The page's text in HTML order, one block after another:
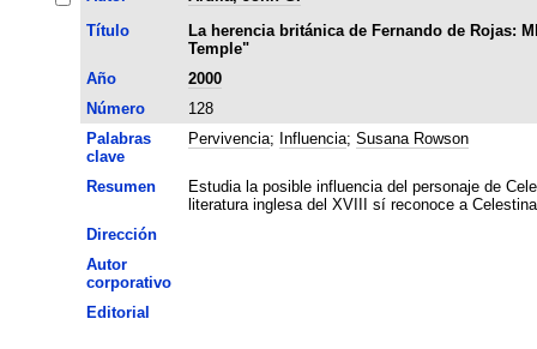
Título
La herencia británica de Fernando de Rojas:
Temple"
Año
2000
Número
128
Palabras
clave
Pervivencia; Influencia; Susana Rowson
Resumen
Estudia la posible influencia del personaje de
literatura inglesa del XVIII sí reconoce a
Dirección
Autor
corporativo
Editorial